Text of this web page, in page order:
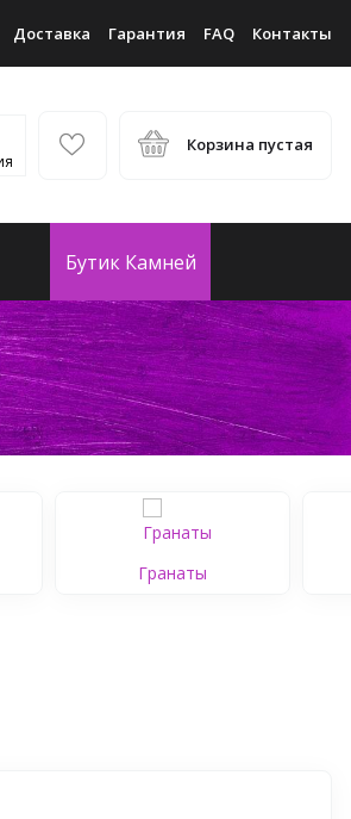
Доставка Гарантия FAQ Контакты
Корзина пустая
Бутик Камней
Гранаты